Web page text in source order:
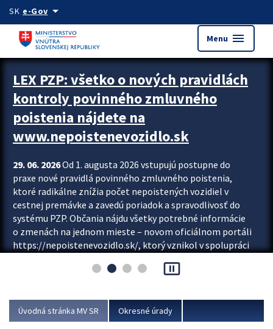
Preskocit na hlavný obsah
SK e-Govarrow_drop_down
Menu menu
Zastavit automatický posun upútavok
LEX PZP: všetko o nových pravidlách
kontroly povinného zmluvného
poistenia nájdete na
www.nepoistenevozidlo.sk
29. 06. 2026Od 1. augusta 2026 vstupujú postupne do
praxe nové pravidlá povinného zmluvného poistenia,
ktoré radikálne znížia počet nepoistených vozidiel v
cestnej premávke a zavedú poriadok a spravodlivosť do
systému PZP. Občania nájdu všetky potrebné informácie
o zmenách na jednom mieste – novom oficiálnom portáli
https://nepoistenevozidlo.sk/, ktorý vznikol v spolupráci
asociácie poisťovní (SLASPO) a Ministerstva vnútra SR.
Viac
pause_presentation
Úvodná stránka MV SR Okresné úrady